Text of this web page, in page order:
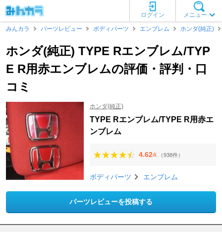
メニュー
ログイン
みんカラ
パーツレビュー ボディパーツ エンブレム ホンダ(純正)
ホンダ(純正) TYPE Rエンブレム/TYP
E R用赤エンブレムの評価・評判・口
コミ
ホンダ(純正)
TYPE Rエンブレム/TYPE R用赤エ
ンブレム
4.62点 （938件）
ボディパーツ エンブレム
パーツレビューを投稿する